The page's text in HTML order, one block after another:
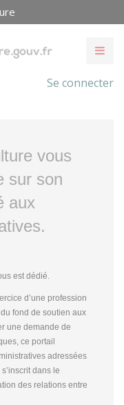
Se connecter
vous
sur son
aux
est dédié.
d’une profession
fond de soutien aux
une demande de
ce portail
adressées
dans le
des relations entre